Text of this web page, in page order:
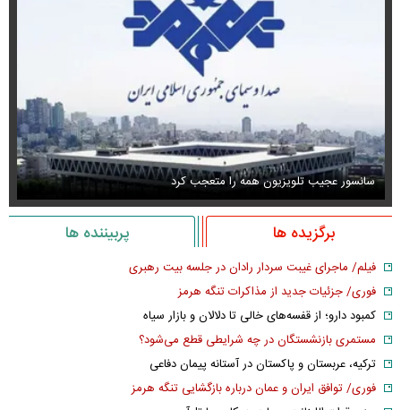
سانسور عجیب تلویزیون همه را متعجب کرد
برگزیده ها پربیننده ها
فیلم/ ماجرای غیبت سردار رادان در جلسه بیت رهبری
فوری/ جزئیات جدید از مذاکرات تنگه هرمز
کمبود دارو؛ از قفسه‌های خالی تا دلالان و بازار سیاه
مستمری بازنشستگان در چه شرایطی قطع می‌شود؟
ترکیه، عربستان و پاکستان در آستانه پیمان دفاعی
فوری/ توافق ایران و عمان درباره بازگشایی تنگه هرمز